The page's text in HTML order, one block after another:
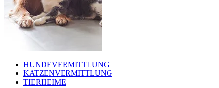
HUNDEVERMITTLUNG
KATZENVERMITTLUNG
TIERHEIME